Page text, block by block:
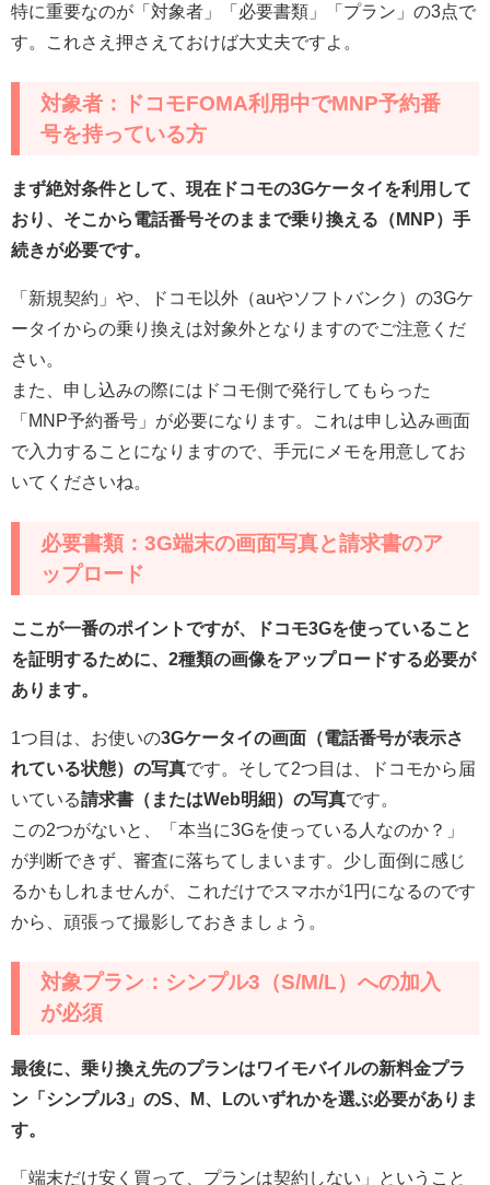
特に重要なのが「対象者」「必要書類」「プラン」の3点で
す。これさえ押さえておけば大丈夫ですよ。
対象者：ドコモFOMA利用中でMNP予約番
号を持っている方
まず絶対条件として、現在ドコモの3Gケータイを利用して
おり、そこから電話番号そのままで乗り換える（MNP）手
続きが必要です。
「新規契約」や、ドコモ以外（auやソフトバンク）の3Gケ
ータイからの乗り換えは対象外となりますのでご注意くだ
さい。
また、申し込みの際にはドコモ側で発行してもらった
「MNP予約番号」が必要になります。これは申し込み画面
で入力することになりますので、手元にメモを用意してお
いてくださいね。
必要書類：3G端末の画面写真と請求書のア
ップロード
ここが一番のポイントですが、ドコモ3Gを使っていること
を証明するために、2種類の画像をアップロードする必要が
あります。
1つ目は、お使いの3Gケータイの画面（電話番号が表示さ
れている状態）の写真です。そして2つ目は、ドコモから届
いている請求書（またはWeb明細）の写真です。
この2つがないと、「本当に3Gを使っている人なのか？」
が判断できず、審査に落ちてしまいます。少し面倒に感じ
るかもしれませんが、これだけでスマホが1円になるのです
から、頑張って撮影しておきましょう。
対象プラン：シンプル3（S/M/L）への加入
が必須
最後に、乗り換え先のプランはワイモバイルの新料金プラ
ン「シンプル3」のS、M、Lのいずれかを選ぶ必要がありま
す。
「端末だけ安く買って、プランは契約しない」ということ